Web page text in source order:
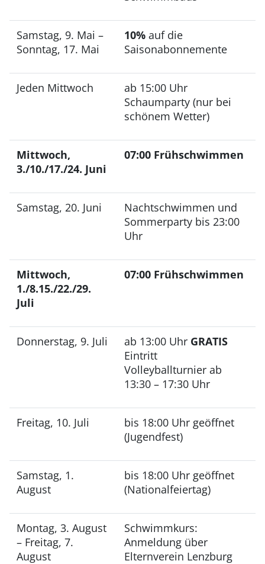
Samstag, 9. Mai –
Sonntag, 17. Mai
10% auf die
Saisonabonnemente
Jeden Mittwoch
ab 15:00 Uhr
Schaumparty (nur bei
schönem Wetter)
Mittwoch,
3./10./17./24. Juni
07:00 Frühschwimmen
Samstag, 20. Juni
Nachtschwimmen und
Sommerparty bis 23:00
Uhr
Mittwoch,
1./8.15./22./29.
Juli
07:00 Frühschwimmen
Donnerstag, 9. Juli ab 13:00 Uhr GRATIS
Eintritt
Volleyballturnier ab
13:30 – 17:30 Uhr
Freitag, 10. Juli
bis 18:00 Uhr geöffnet
(Jugendfest)
Samstag, 1.
August
bis 18:00 Uhr geöffnet
(Nationalfeiertag)
Montag, 3. August
– Freitag, 7.
August
Schwimmkurs:
Anmeldung über
Elternverein Lenzburg